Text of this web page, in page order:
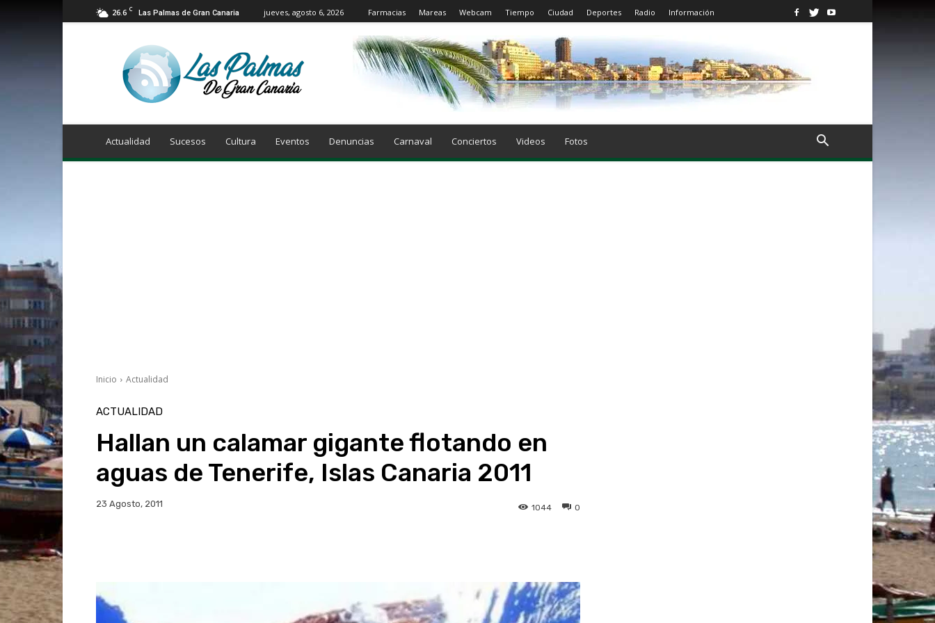
26.6 C Las Palmas de Gran Canaria jueves, agosto 6, 2026 Farmacias Mareas Webcam Tiempo Ciudad Deportes Radio Información
Las
Palmas
de
Canaria
Actualidad Sucesos Cultura Eventos Denuncias Carnaval Conciertos Videos Fotos
Inicio Actualidad
ACTUALIDAD
Hallan un calamar gigante flotando en
aguas de Tenerife, Islas Canaria 2011
23 Agosto, 2011 0
1044